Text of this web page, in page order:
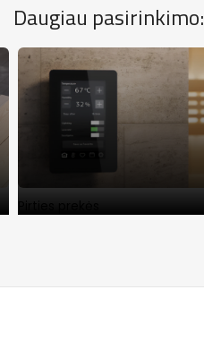
Daugiau pasirinkimo:
Pirties prekės